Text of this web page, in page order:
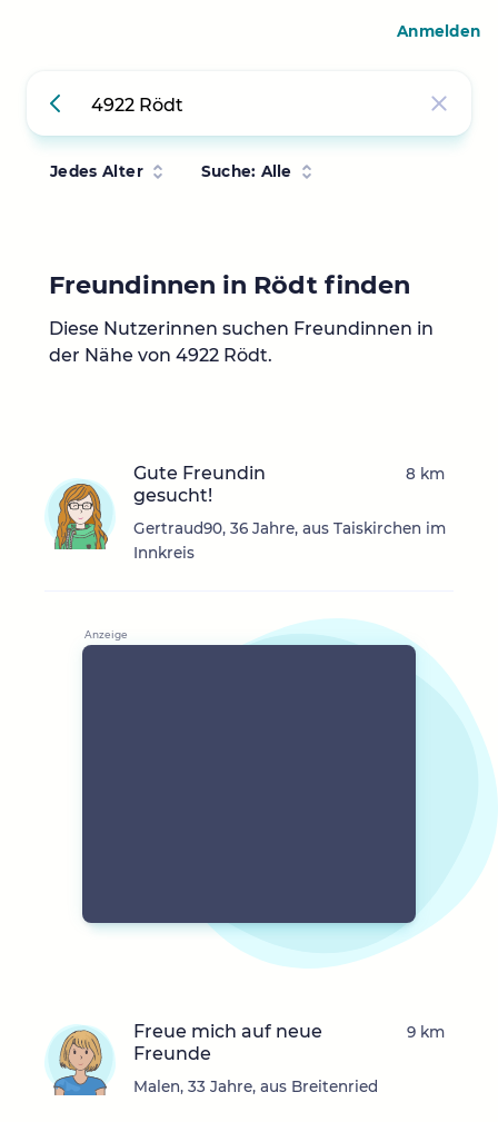
Jedes Alter Suche: Alle
Freundinnen in Rödt finden
Diese Nutzerinnen suchen Freundinnen in
der Nähe von 4922 Rödt.
Gute Freundin
gesucht!
Gertraud90, 36 Jahre, aus Taiskirchen im
Innkreis
8 km
Freue mich auf neue
Freunde
Malen, 33 Jahre, aus Breitenried
9 km
Anmelden